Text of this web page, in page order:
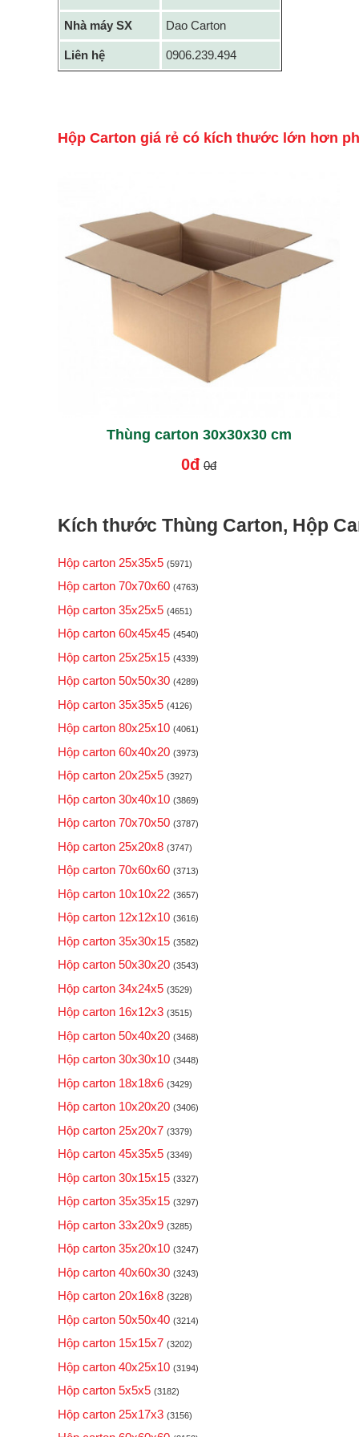
Nhà máy SX Dao Carton
Liên hệ 0906.239.494
Hộp Carton giá rẻ có kích thước lớn hơn
Thùng carton 30x30x30 cm
0đ 0đ
Kích thước Thùng Carton, Hộp
Hộp carton 25x35x5 (5971)
Hộp carton 70x70x60 (4763)
Hộp carton 35x25x5 (4651)
Hộp carton 60x45x45 (4540)
Hộp carton 25x25x15 (4339)
Hộp carton 50x50x30 (4289)
Hộp carton 35x35x5 (4126)
Hộp carton 80x25x10 (4061)
Hộp carton 60x40x20 (3973)
Hộp carton 20x25x5 (3927)
Hộp carton 30x40x10 (3869)
Hộp carton 70x70x50 (3787)
Hộp carton 25x20x8 (3747)
Hộp carton 70x60x60 (3713)
Hộp carton 10x10x22 (3657)
Hộp carton 12x12x10 (3616)
Hộp carton 35x30x15 (3582)
Hộp carton 50x30x20 (3543)
Hộp carton 34x24x5 (3529)
Hộp carton 16x12x3 (3515)
Hộp carton 50x40x20 (3468)
Hộp carton 30x30x10 (3448)
Hộp carton 18x18x6 (3429)
Hộp carton 10x20x20 (3406)
Hộp carton 25x20x7 (3379)
Hộp carton 45x35x5 (3349)
Hộp carton 30x15x15 (3327)
Hộp carton 35x35x15 (3297)
Hộp carton 33x20x9 (3285)
Hộp carton 35x20x10 (3247)
Hộp carton 40x60x30 (3243)
Hộp carton 20x16x8 (3228)
Hộp carton 50x50x40 (3214)
Hộp carton 15x15x7 (3202)
Hộp carton 40x25x10 (3194)
Hộp carton 5x5x5 (3182)
Hộp carton 25x17x3 (3156)